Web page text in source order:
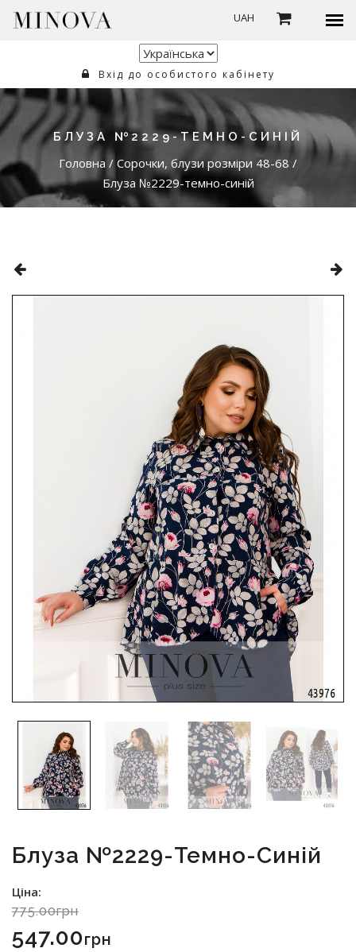
UAH
Вхід до особистого кабінету
БЛУЗА №2229-ТЕМНО-СИНІЙ
Головна / Сорочки, блузи розміри 48-68 /
Блуза №2229-темно-синій
Блуза №2229-Темно-Синій
Ціна:
775.00грн
547.00Грн